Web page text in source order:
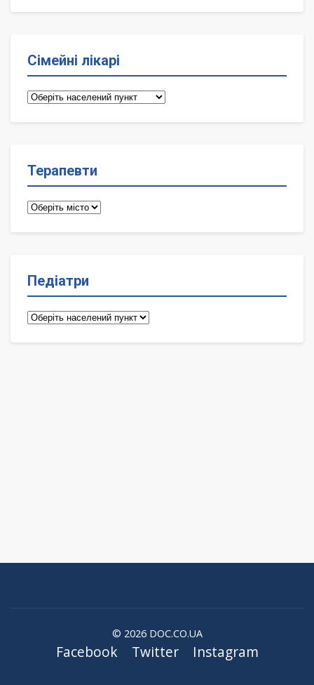
Сімейні лікарі
Сімейні
Терапевти
Терапевти
Педіатри
Педіатри
© 2026 DOC.CO.UA
Facebook Twitter Instagram